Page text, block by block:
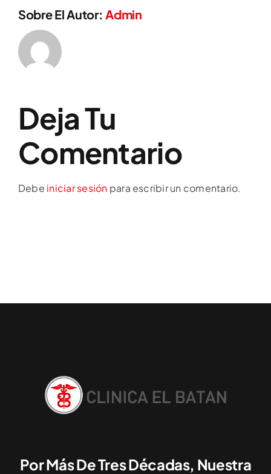
Sobre El Autor:Admin
Deja Tu
Comentario
Debe iniciar sesión para escribir un comentario.
Por Más De Tres Décadas, Nuestra